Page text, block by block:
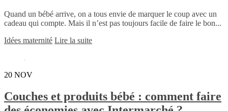
Quand un bébé arrive, on a tous envie de marquer le coup avec un
cadeau qui compte. Mais il n’est pas toujours facile de faire le bon...
Idées maternité Lire la suite
20 NOV
Couches et produits bébé : comment faire